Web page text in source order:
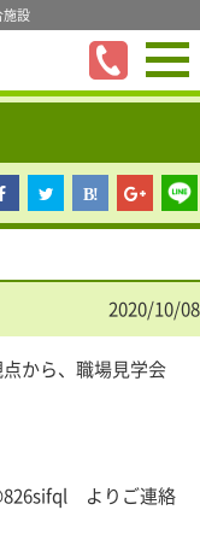
設
2020/10/08
から、職場見学会
よりご連絡